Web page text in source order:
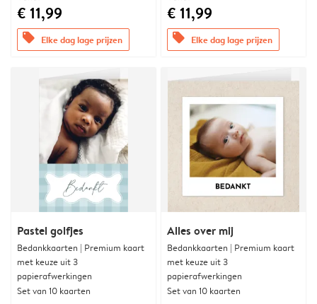
€ 11,99
offers Elke dag lage prijzen
€ 11,99
offers Elke dag lage prijzen
Pastel golfjes
Bedankkaarten | Premium kaart
met keuze uit 3
papierafwerkingen
Set van 10 kaarten
Alles over mij
Bedankkaarten | Premium kaart
met keuze uit 3
papierafwerkingen
Set van 10 kaarten